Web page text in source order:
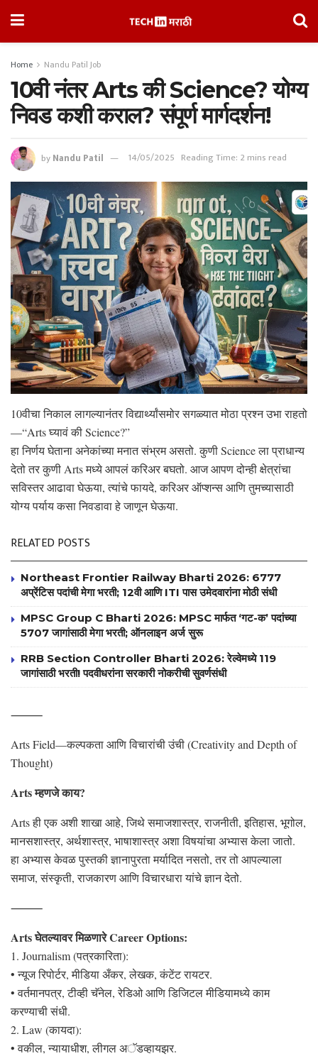
Home Nandu Patil Job
10वी नंतर Arts की Science? योग्य
निवड कशी कराल? संपूर्ण मार्गदर्शन!
byNandu Patil 14/05/2025 Reading Time: 2 mins read
10वीचा निकाल लागल्यानंतर विद्यार्थ्यांसमोर सगळ्यात मोठा प्रश्न उभा राहतो
—“Arts घ्यावं की Science?”
हा निर्णय घेताना अनेकांच्या मनात संभ्रम असतो. कुणी Science ला प्राधान्य
देतो तर कुणी Arts मध्ये आपलं करिअर बघतो. आज आपण दोन्ही क्षेत्रांचा
सविस्तर आढावा घेऊया, त्यांचे फायदे, करिअर ऑप्शन्स आणि तुमच्यासाठी
योग्य पर्याय कसा निवडावा हे जाणून घेऊया.
RELATED POSTS
Northeast Frontier Railway Bharti 2026: 6777
अप्रेंटिस पदांची मेगा भरती; 12वी आणि ITI पास उमेदवारांना मोठी संधी
MPSC Group C Bharti 2026: MPSC मार्फत ‘गट-क’ पदांच्या
5707 जागांसाठी मेगा भरती; ऑनलाइन अर्ज सुरू
RRB Section Controller Bharti 2026: रेल्वेमध्ये 119
जागांसाठी भरती! पदवीधरांना सरकारी नोकरीची सुवर्णसंधी
⸻
Arts Field—कल्पकता आणि विचारांची उंची (Creativity and Depth of
Thought)
Arts म्हणजे काय?
Arts ही एक अशी शाखा आहे, जिथे समाजशास्त्र, राजनीती, इतिहास, भूगोल,
मानसशास्त्र, अर्थशास्त्र, भाषाशास्त्र अशा विषयांचा अभ्यास केला जातो.
हा अभ्यास केवळ पुस्तकी ज्ञानापुरता मर्यादित नसतो, तर तो आपल्याला
समाज, संस्कृती, राजकारण आणि विचारधारा यांचे ज्ञान देतो.
⸻
Arts घेतल्यावर मिळणारे Career Options:
1. Journalism (पत्रकारिता):
• न्यूज रिपोर्टर, मीडिया अँकर, लेखक, कंटेंट रायटर.
• वर्तमानपत्र, टीव्ही चॅनेल, रेडिओ आणि डिजिटल मीडियामध्ये काम
करण्याची संधी.
2. Law (कायदा):
• वकील, न्यायाधीश, लीगल अॅडव्हायझर.